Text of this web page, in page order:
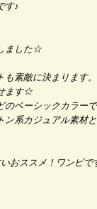
す♪
ました☆
素敵に決まります。
ます☆
のベーシックカラー
ン系カジュアル素材
おススメ！ワンピで